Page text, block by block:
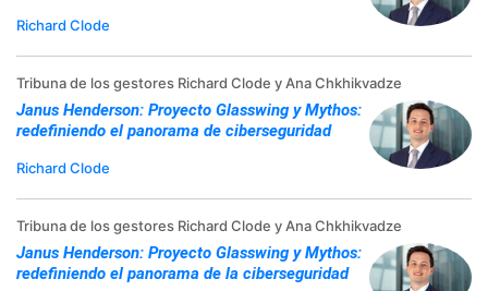
Richard Clode
Tribuna de los gestores Richard Clode y Ana Chkhikvadze
Janus Henderson: Proyecto Glasswing y Mythos:
redefiniendo el panorama de ciberseguridad
Richard Clode
Tribuna de los gestores Richard Clode y Ana Chkhikvadze
Janus Henderson: Proyecto Glasswing y Mythos:
redefiniendo el panorama de la ciberseguridad